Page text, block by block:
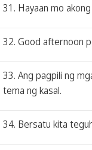
31. Hayaan mo
32. Good afternoon
33. Ang pagpili ng
tema ng kasal.
34. Bersatu kita